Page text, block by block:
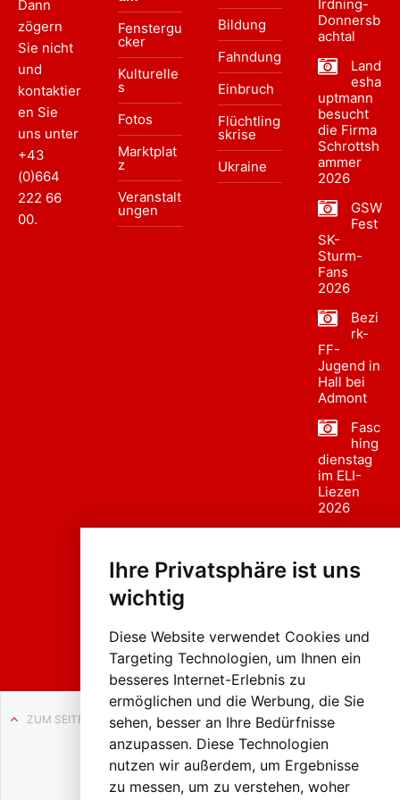
Ihre Privatsphäre ist uns
wichtig
Diese Website verwendet Cookies und
Targeting Technologien, um Ihnen ein
besseres Internet-Erlebnis zu
ermöglichen und die Werbung, die Sie
sehen, besser an Ihre Bedürfnisse
anzupassen. Diese Technologien
nutzen wir außerdem, um Ergebnisse
zu messen, um zu verstehen, woher
Dann
zögern
Sie nicht
und
kontaktier
en Sie
uns unter
+43
(0)664
222 66
00.
Fenstergu
cker
Kulturelle
s
Fotos
Marktplat
z
Veranstalt
ungen
Bildung
Fahndung
Einbruch
Flüchtling
skrise
Ukraine
Irdning-
Donnersb
achtal
Land
esha
uptmann
besucht
die Firma
Schrottsh
ammer
2026
GSW
Fest
SK-
Sturm-
Fans
2026
Bezi
rk-
FF-
Jugend in
Hall bei
Admont
Fasc
hing
dienstag
im ELI-
Liezen
2026
sumzug
Liezen
ZUM SEITENANFANG
Auf BLO24.at werben?
+43 (0)664 2226600